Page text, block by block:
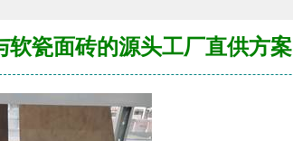
瓷面砖的源头工厂直供方案